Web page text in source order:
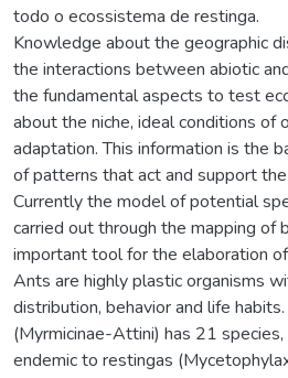
todo o ecossistema de restinga.
Knowledge about the geographic
the interactions between abiotic
the fundamental aspects to test
about the niche, ideal conditions of
adaptation. This information is the
of patterns that act and support
Currently the model of potential
carried out through the mapping of
important tool for the elaboration
Ants are highly plastic organisms
distribution, behavior and life
(Myrmicinae-Attini) has 21
endemic to restingas